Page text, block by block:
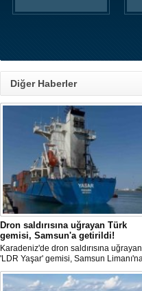
Diğer Haberler
Dron saldırısına uğrayan Türk
gemisi, Samsun'a getirildi!
Karadeniz'de dron saldırısına uğrayan
'LDR Yaşar' gemisi, Samsun
güvenli bir şekilde ulaştı. Saldırıda
kaybı yaşanmadı, ancak büyük çapta